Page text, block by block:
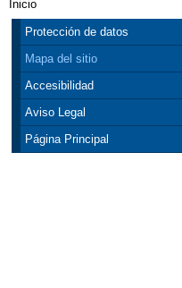
Se encuentra
Inicio
Protección de datos
Mapa del sitio
Accesibilidad
Aviso Legal
Página Principal